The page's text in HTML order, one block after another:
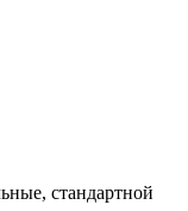
стандартной